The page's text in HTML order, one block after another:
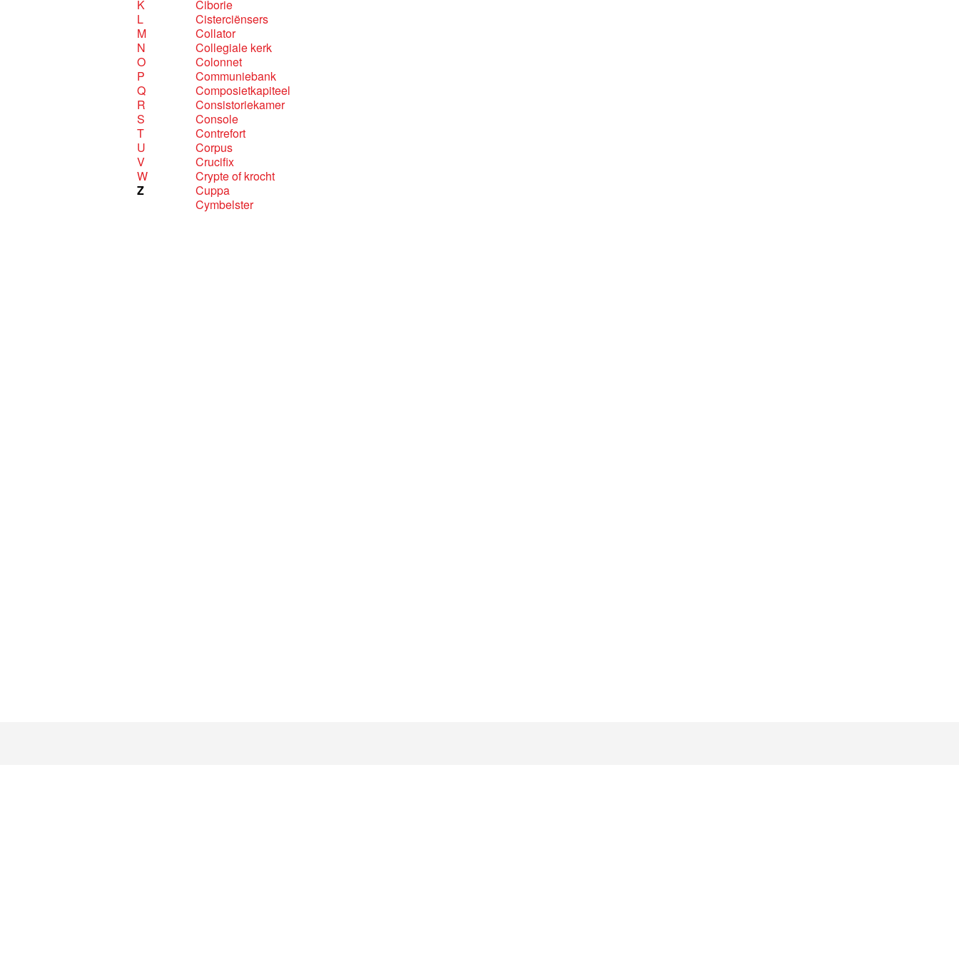
K
L
M
N
O
P
Q
R
S
T
U
V
W
Z
Ciborie
Cisterciënsers
Collator
Collegiale kerk
Colonnet
Communiebank
Composietkapiteel
Consistoriekamer
Console
Contrefort
Corpus
Crucifix
Crypte of krocht
Cuppa
Cymbelster